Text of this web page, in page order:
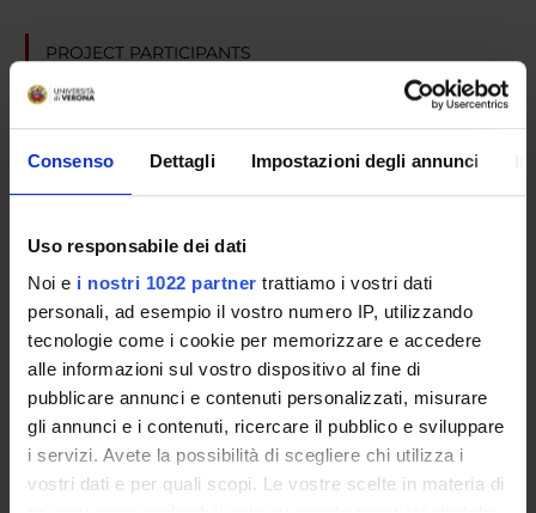
Consenso Dettagli Impostazioni degli annunci
Uso responsabile dei dati
Noi e i nostri 1022 partner trattiamo i vostri dati
personali, ad esempio il vostro numero IP, utilizzando
tecnologie come i cookie per memorizzare e accedere
alle informazioni sul vostro dispositivo al fine di
pubblicare annunci e contenuti personalizzati, misurare
gli annunci e i contenuti, ricercare il pubblico e sviluppare
i servizi. Avete la possibilità di scegliere chi utilizza i
vostri dati e per quali scopi. Le vostre scelte in materia di
PROJECT PARTICIPANTS
Mirko Avesani
Silvia Francesca Storti
SECTIONS
Neurology Section